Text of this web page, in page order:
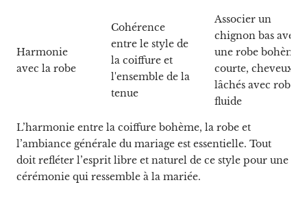
Harmonie
avec la robe
Cohérence
entre le style de
la coiffure et
l'ensemble de la
tenue
Associer un
chignon bas avec
une robe bohème
courte, cheveux
lâchés avec robe
fluide
L’harmonie entre la coiffure bohème, la robe et
l’ambiance générale du mariage est essentielle. Tout
doit refléter l’esprit libre et naturel de ce style pour une
cérémonie qui ressemble à la mariée.